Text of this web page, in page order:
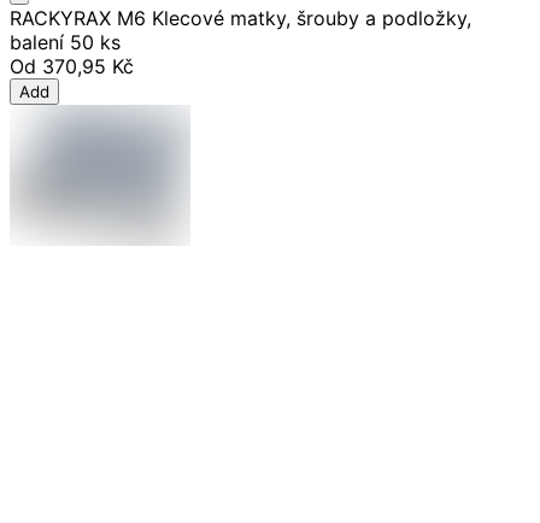
RACKYRAX M6 Klecové matky, šrouby a podložky,
balení 50 ks
Od 370,95 Kč
Add